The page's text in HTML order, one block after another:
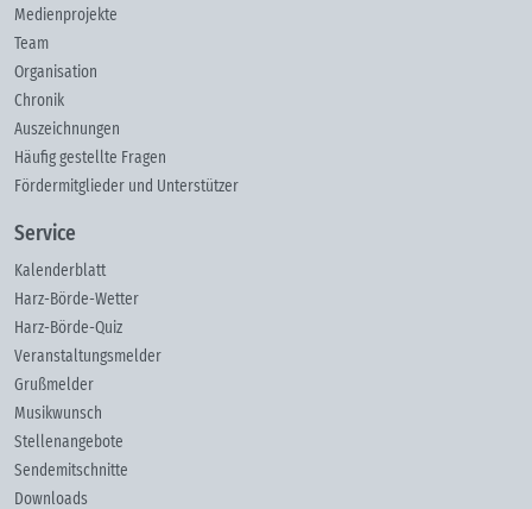
Medienprojekte
Team
Organisation
Chronik
Auszeichnungen
Häufig gestellte Fragen
Fördermitglieder und Unterstützer
Service
Kalenderblatt
Harz-Börde-Wetter
Harz-Börde-Quiz
Veranstaltungsmelder
Grußmelder
Musikwunsch
Stellenangebote
Sendemitschnitte
Downloads